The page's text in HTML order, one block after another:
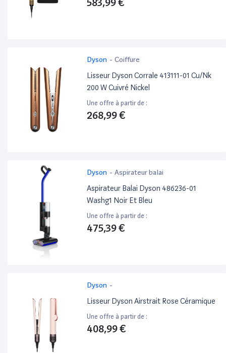
Dyson - Coiffure
Lisseur Dyson Corrale 413111-01 Cu/Nk
200 W Cuivré Nickel
Une offre à partir de :
268,99 €
Dyson - Aspirateur balai
Aspirateur Balai Dyson 486236-01
Washg1 Noir Et Bleu
Une offre à partir de :
475,39 €
Dyson -
Lisseur Dyson Airstrait Rose Céramique
Une offre à partir de :
408,99 €